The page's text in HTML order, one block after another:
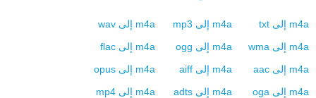
m4a إلى txt
m4a إلى mp3
m4a إلى wav
m4a إلى wma
m4a إلى ogg
m4a إلى flac
m4a إلى aac
m4a إلى aiff
m4a إلى opus
m4a إلى oga
m4a إلى adts
m4a إلى mp4